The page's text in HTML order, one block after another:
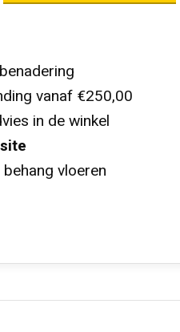
vanaf €250,00
in de winkel
vloeren